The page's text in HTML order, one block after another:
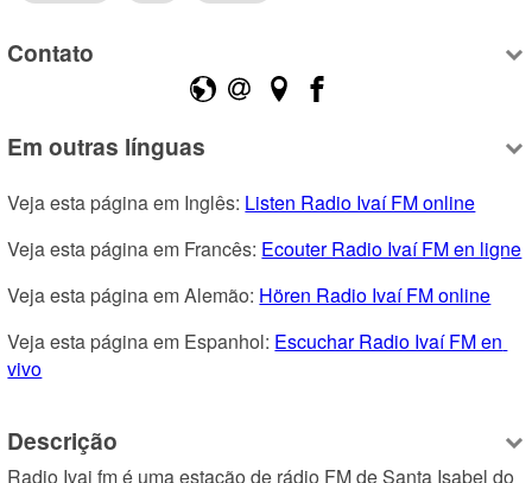
Contato
Em outras línguas
Veja esta página em Inglês: Listen Radio Ivaí FM online
Veja esta página em Francês: Ecouter Radio Ivaí FM en ligne
Veja esta página em Alemão: Hören Radio Ivaí FM online
Veja esta página em Espanhol: Escuchar Radio Ivaí FM en
vivo
Descrição
Radio Ivai fm é uma estação de rádio FM de Santa Isabel do